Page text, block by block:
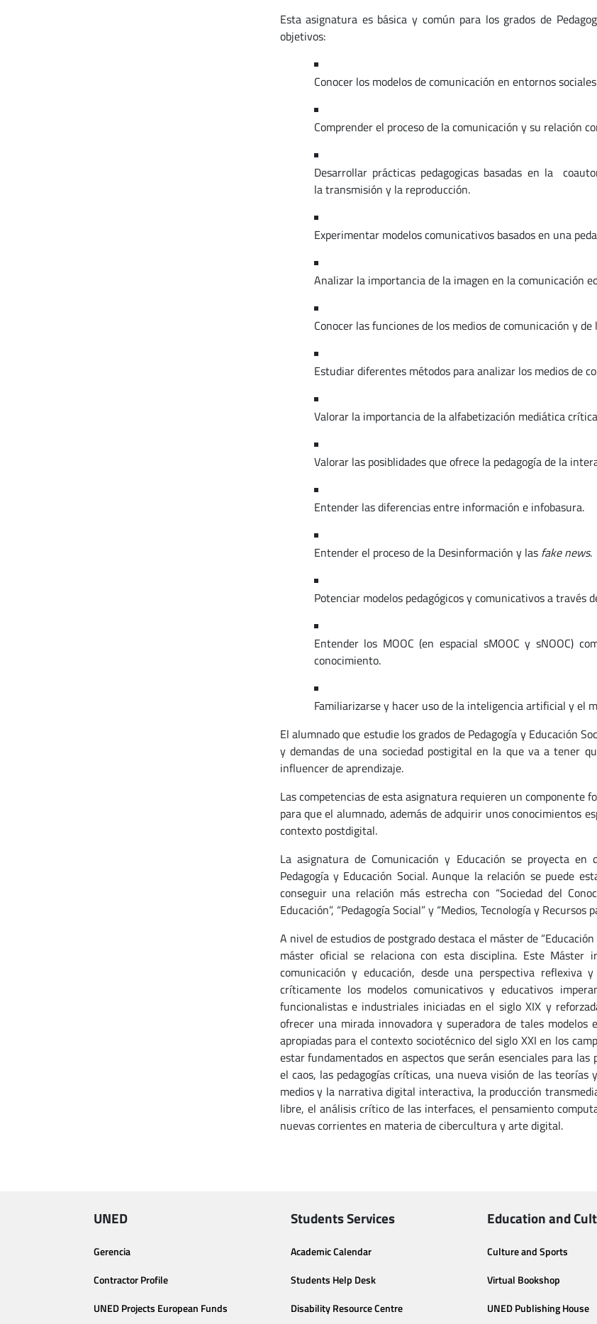
Esta asignatura es básica y común para los grados de
objetivos:
Conocer los modelos de comunicación en entornos
Comprender el proceso de la comunicación y su relación
Desarrollar prácticas pedagogicas basadas en la
la transmisión y la reproducción.
Experimentar modelos comunicativos basados en una
Analizar la importancia de la imagen en la comunicación
Conocer las funciones de los medios de comunicación y de
Estudiar diferentes métodos para analizar los medios de
Valorar la importancia de la alfabetización mediática
Valorar las posiblidades que ofrece la pedagogía de la
Entender las diferencias entre información e infobasura.
Entender el proceso de la Desinformación y las fake news.
Potenciar modelos pedagógicos y comunicativos a través
Entender los MOOC (en espacial sMOOC y sNOOC)
conocimiento.
Familiarizarse y hacer uso de la inteligencia artificial y el
El alumnado que estudie los grados de Pedagogía y Educación
y demandas de una sociedad postigital en la que va a tener
influencer de aprendizaje.
Las competencias de esta asignatura requieren un
para que el alumnado, además de adquirir unos conocimientos
contexto postdigital.
La asignatura de Comunicación y Educación se proyecta
Pedagogía y Educación Social. Aunque la relación se puede
conseguir una relación más estrecha con “Sociedad del
Educación”, “Pedagogía Social” y “Medios, Tecnología y
A nivel de estudios de postgrado destaca el máster de
máster oficial se relaciona con esta disciplina. Este Máster
comunicación y educación, desde una perspectiva
críticamente los modelos comunicativos y educativos
funcionalistas e industriales iniciadas en el siglo XIX y
ofrecer una mirada innovadora y superadora de tales
apropiadas para el contexto sociotécnico del siglo XXI en los
estar fundamentados en aspectos que serán esenciales para
el caos, las pedagogías críticas, una nueva visión de las
medios y la narrativa digital interactiva, la producción
libre, el análisis crítico de las interfaces, el pensamiento
nuevas corrientes en materia de cibercultura y arte digital.
UNED
Gerencia
Contractor Profile
UNED Projects European Funds
Students Services
Academic Calendar
Students Help Desk
Disability Resource Centre
Education and
Culture and Sports
Virtual Bookshop
UNED Publishing House